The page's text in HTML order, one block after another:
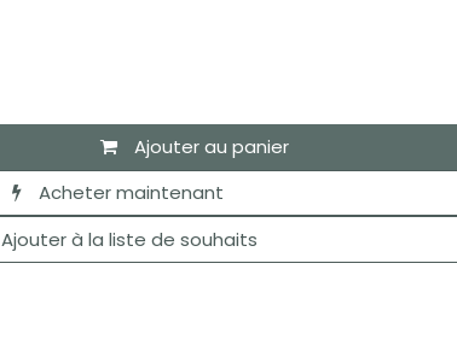
Ajouter au panier
Acheter maintenant
Ajouter à la liste de souhaits